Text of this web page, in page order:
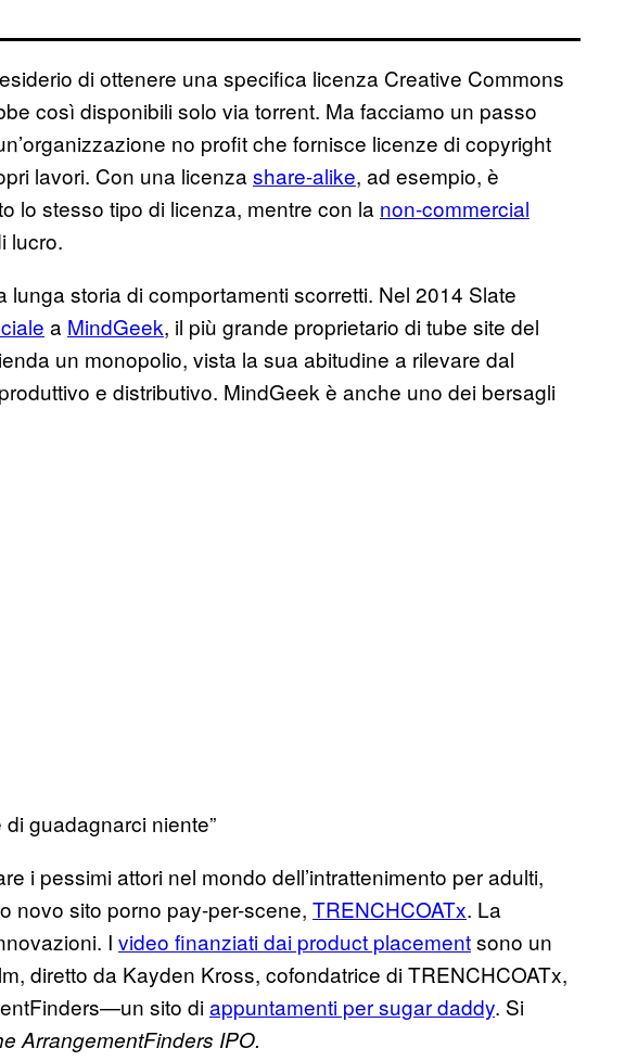
di ottenere una specifica licenza Creative Commons
così disponibili solo via torrent. Ma facciamo un passo
no profit che fornisce licenze di copyright
lavori. Con una licenza share-alike, ad esempio, è
lo stesso tipo di licenza, mentre con la non-commercial
lucro.
lunga storia di comportamenti scorretti. Nel 2014 Slate
a MindGeek, il più grande proprietario di tube site del
un monopolio, vista la sua abitudine a rilevare dal
e distributivo. MindGeek è anche uno dei bersagli
guadagnarci niente”
i pessimi attori nel mondo dell’intrattenimento per adulti,
novo sito porno pay-per-scene, TRENCHCOATx. La
I video finanziati dai product placementsono un
diretto da Kayden Kross, cofondatrice di TRENCHCOATx,
sito diappuntamenti per sugar daddy. Si
ArrangementFinders IPO.